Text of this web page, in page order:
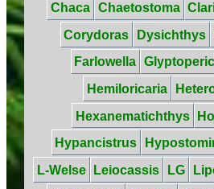
Chaca Chaetostoma
Corydoras
Dysichthys
Farlowella
Hemiloricaria
Hexanematichthys
Hypancistrus
L-Welse
Leiocassis LG